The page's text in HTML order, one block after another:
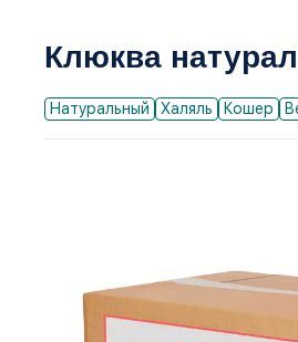
Клюква
Натуральный Халяль Кошер